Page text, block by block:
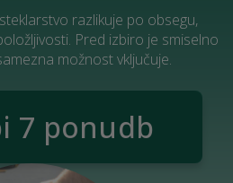
razlikuje po obsegu,
Pred izbiro je smiselno
možnost vključuje.
7 ponudb